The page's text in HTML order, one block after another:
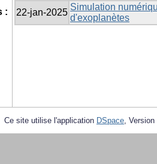
:
22-jan-2025
Simulation
d'exoplanètes
Ce site utilise l'application DSpace,